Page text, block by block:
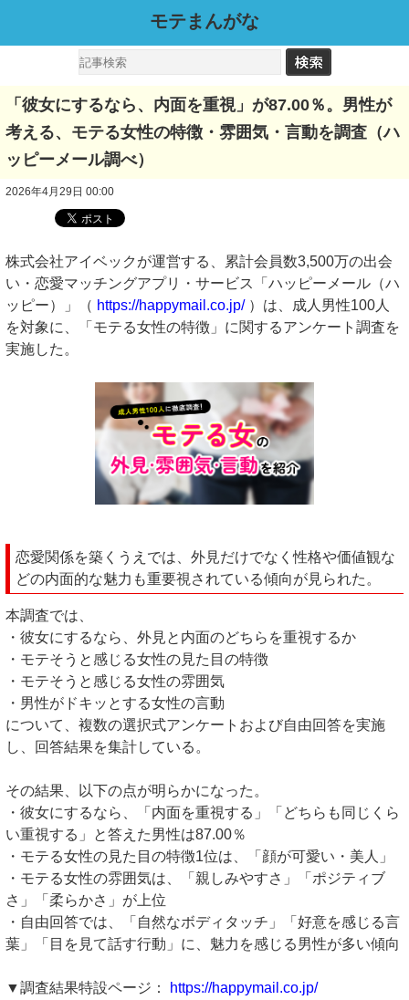
モテまんがな
「彼女にするなら、内面を重視」が87.00％。男性が
考える、モテる女性の特徴・雰囲気・言動を調査（ハ
ッピーメール調べ）
2026年4月29日 00:00
株式会社アイベックが運営する、累計会員数3,500万の出会
い・恋愛マッチングアプリ・サービス「ハッピーメール（ハ
ッピー）」（ https://happymail.co.jp/）は、成人男性100人
を対象に、「モテる女性の特徴」に関するアンケート調査を
実施した。
恋愛関係を築くうえでは、外見だけでなく性格や価値観な
どの内面的な魅力も重要視されている傾向が見られた。
本調査では、
・彼女にするなら、外見と内面のどちらを重視するか
・モテそうと感じる女性の見た目の特徴
・モテそうと感じる女性の雰囲気
・男性がドキッとする女性の言動
について、複数の選択式アンケートおよび自由回答を実施
し、回答結果を集計している。
その結果、以下の点が明らかになった。
・彼女にするなら、「内面を重視する」「どちらも同じくら
い重視する」と答えた男性は87.00％
・モテる女性の見た目の特徴1位は、「顔が可愛い・美人」
・モテる女性の雰囲気は、「親しみやすさ」「ポジティブ
さ」「柔らかさ」が上位
・自由回答では、「自然なボディタッチ」「好意を感じる言
葉」「目を見て話す行動」に、魅力を感じる男性が多い傾向
▼調査結果特設ページ： https://happymail.co.jp/